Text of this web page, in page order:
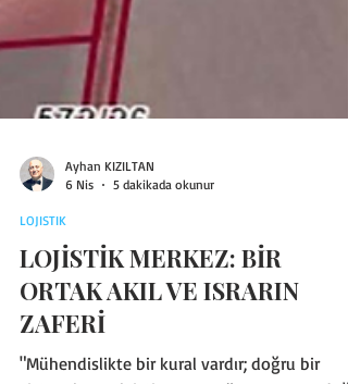
6 Nis
LOJISTIK
LOJİSTİK MERKEZ: BİR
ORTAK AKIL VE ISRARIN
ZAFERİ